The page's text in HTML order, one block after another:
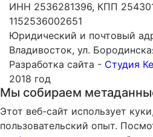
ИНН 2536281396, КПП
1152536002651
Юридический и почтовый
Владивосток, ул.
Разработка сайта - Студия
2018 год
Мы собираем
Этот веб-сайт использует
пользовательский опыт.